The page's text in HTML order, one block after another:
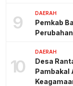
9 DAERAH
Pemkab
10
DAERAH
Desa
Pambakal